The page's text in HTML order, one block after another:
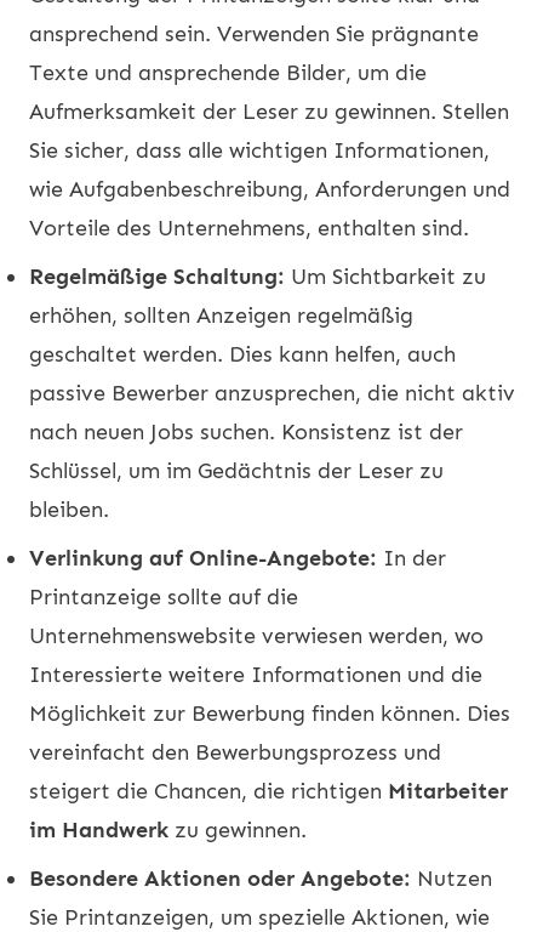
ansprechend sein. Verwenden Sie prägnante
Texte und ansprechende Bilder, um die
Aufmerksamkeit der Leser zu gewinnen. Stellen
Sie sicher, dass alle wichtigen Informationen,
wie Aufgabenbeschreibung, Anforderungen und
Vorteile des Unternehmens, enthalten sind.
Regelmäßige Schaltung: Um Sichtbarkeit zu
erhöhen, sollten Anzeigen regelmäßig
geschaltet werden. Dies kann helfen, auch
passive Bewerber anzusprechen, die nicht aktiv
nach neuen Jobs suchen. Konsistenz ist der
Schlüssel, um im Gedächtnis der Leser zu
bleiben.
Verlinkung auf Online-Angebote: In der
Printanzeige sollte auf die
Unternehmenswebsite verwiesen werden, wo
Interessierte weitere Informationen und die
Möglichkeit zur Bewerbung finden können. Dies
vereinfacht den Bewerbungsprozess und
steigert die Chancen, die richtigen Mitarbeiter
im Handwerk zu gewinnen.
Besondere Aktionen oder Angebote: Nutzen
Sie Printanzeigen, um spezielle Aktionen, wie